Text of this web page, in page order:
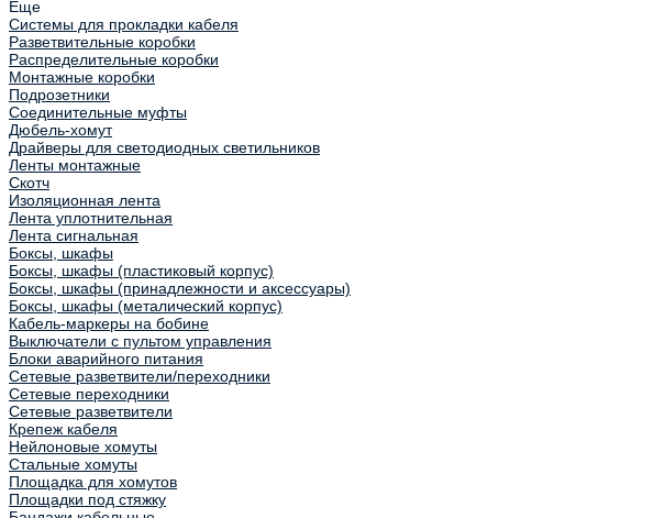
Еще
Системы для прокладки кабеля
Разветвительные коробки
Распределительные коробки
Монтажные коробки
Подрозетники
Соединительные муфты
Дюбель-хомут
Драйверы для светодиодных светильников
Ленты монтажные
Скотч
Изоляционная лента
Лента уплотнительная
Лента сигнальная
Боксы, шкафы
Боксы, шкафы (пластиковый корпус)
Боксы, шкафы (принадлежности и аксессуары)
Боксы, шкафы (металический корпус)
Кабель-маркеры на бобине
Выключатели с пультом управления
Блоки аварийного питания
Сетевые разветвители/переходники
Сетевые переходники
Сетевые разветвители
Крепеж кабеля
Нейлоновые хомуты
Стальные хомуты
Площадка для хомутов
Площадки под стяжку